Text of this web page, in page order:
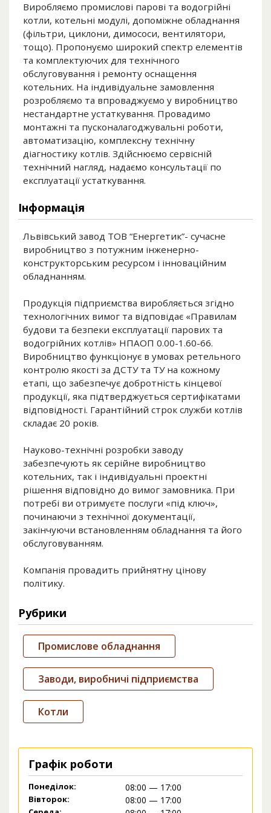
Виробляємо промислові парові та водогрійні
котли, котельні модулі, допоміжне обладнання
(фільтри, циклони, димососи, вентилятори,
тощо). Пропонуємо широкий спектр елементів
та комплектуючих для технічного
обслуговування і ремонту оснащення
котельних. На індивідуальне замовлення
розробляємо та впроваджуємо у виробництво
нестандартне устаткування. Провадимо
монтажні та пусконалагоджувальні роботи,
автоматизацію, комплексну технічну
діагностику котлів. Здійснюємо сервісній
технічний нагляд, надаємо консультації по
експлуатації устаткування.
Інформація
Львівський завод ТОВ “Енергетик”- сучасне
виробництво з потужним інженерно-
конструкторським ресурсом і інноваційним
обладнанням.
Продукція підприємства виробляється згідно
технологічних вимог та відповідає «Правилам
будови та безпеки експлуатації парових та
водогрійних котлів» НПАОП 0.00-1.60-66.
Виробництво функціонує в умовах ретельного
контролю якості за ДСТУ та ТУ на кожному
етапі, що забезпечує добротність кінцевої
продукції, яка підтверджується сертифікатами
відповідності. Гарантійний строк служби котлів
складає 20 років.
Науково-технічні розробки заводу
забезпечують як серійне виробництво
котельних, так і індивідуальні проектні
рішення відповідно до вимог замовника. При
потребі ви отримуєте послуги «під ключ»,
починаючи з технічної документації,
закінчуючи встановленням обладнання та його
обслуговуванням.
Компанія провадить прийнятну цінову
політику.
Рубрики
Промислове обладнання
Заводи, виробничі підприємства
Котли
Графік роботи
Понеділок: 08:00 — 17:00
Вівторок: 08:00 — 17:00